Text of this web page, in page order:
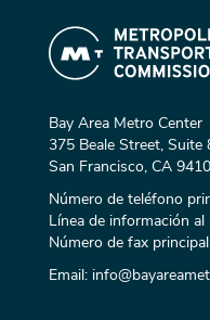
Bay Area Metro Center
375 Beale Street, Suite
San Francisco, CA
Número de teléfono
Línea de información al
Número de fax
Email: